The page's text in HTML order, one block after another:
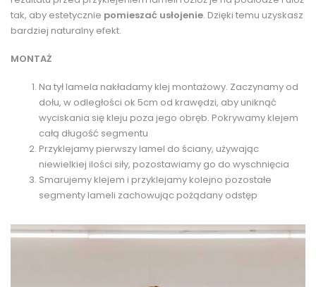
tak, aby estetycznie pomieszać usłojenie. Dzięki temu uzyskasz
bardziej naturalny efekt.
MONTAŻ
Na tył lamela nakładamy klej montażowy. Zaczynamy od
dołu, w odległości ok 5cm od krawędzi, aby uniknąć
wyciskania się kleju poza jego obręb. Pokrywamy klejem
całą długość segmentu
Przyklejamy pierwszy lamel do ściany, używając
niewielkiej ilości siły, pozostawiamy go do wyschnięcia
Smarujemy klejem i przyklejamy kolejno pozostałe
segmenty lameli zachowując pożądany odstęp